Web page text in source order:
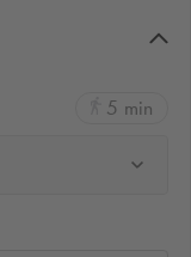
5 min